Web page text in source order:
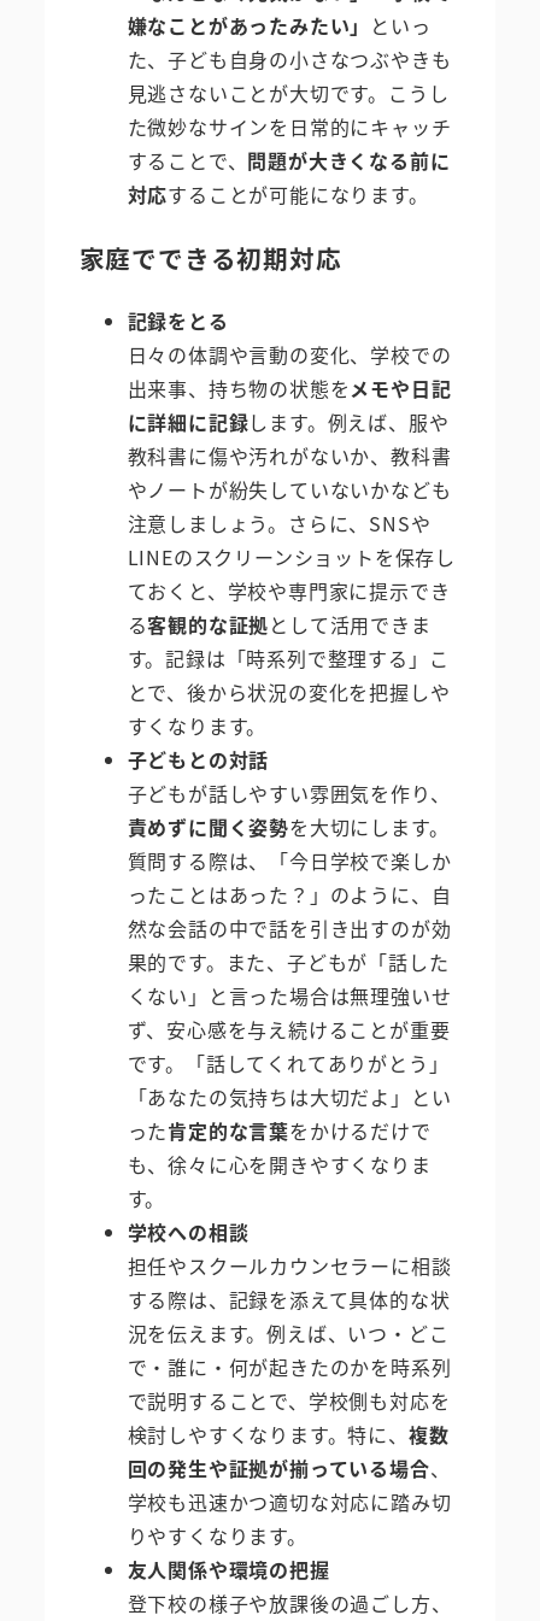
嫌なことがあったみたい」 といっ
た、子ども自身の小さなつぶやきも
見逃さないことが大切です。こうし
た微妙なサインを日常的にキャッチ
することで、 問題が大きくなる前に
対応することが可能になります。
家庭でできる初期対応
記録をとる
日々の体調や言動の変化、学校での
出来事、持ち物の状態をメモや日記
に詳細に記録します。例えば、服や
教科書に傷や汚れがないか、教科書
やノートが紛失していないかなども
注意しましょう。さらに、SNSや
LINEのスクリーンショットを保存し
ておくと、学校や専門家に提示でき
る客観的な証拠として活用できま
す。記録は「時系列で整理する」こ
とで、後から状況の変化を把握しや
すくなります。
子どもとの対話
子どもが話しやすい雰囲気を作り、
責めずに聞く姿勢を大切にします。
質問する際は、「今日学校で楽しか
ったことはあった？」のように、自
然な会話の中で話を引き出すのが効
果的です。また、子どもが「話した
くない」と言った場合は無理強いせ
ず、安心感を与え続けることが重要
です。「話してくれてありがとう」
「あなたの気持ちは大切だよ」とい
った肯定的な言葉をかけるだけで
も、徐々に心を開きやすくなりま
す。
学校への相談
担任やスクールカウンセラーに相談
する際は、記録を添えて具体的な状
況を伝えます。例えば、いつ・どこ
で・誰に・何が起きたのかを時系列
で説明することで、学校側も対応を
検討しやすくなります。特に、 複数
回の発生や証拠が揃っている場合、
学校も迅速かつ適切な対応に踏み切
りやすくなります。
友人関係や環境の把握
登下校の様子や放課後の過ごし方、